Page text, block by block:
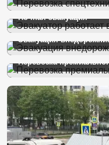
Ночная эвакуация
Эвакуация
Перевозка